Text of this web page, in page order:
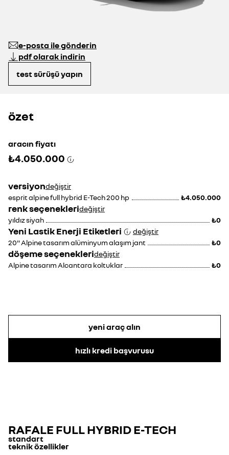
e-posta ile gönderin
pdf olarak indirin
test sürüşü yapın
özet
aracın fiyatı
₺4.050.000
versiyondeğiştir
esprit alpine full hybrid E-Tech 200 hp
₺4.050.000
renk seçeneklerideğiştir
yıldız siyah
₺0
Yeni Lastik Enerji Etiketleri
değiştir
20" Alpine tasarım alüminyum alaşım jant
₺0
döşeme seçeneklerideğiştir
Alpine tasarım Alcantara koltuklar
₺0
yeni araç alın
hızlı kredi başvurusu
RAFALE FULL HYBRID E-TECH
standart
teknik özellikler